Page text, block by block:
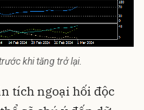
khi tăng trở lại.
tích ngoại hối độc